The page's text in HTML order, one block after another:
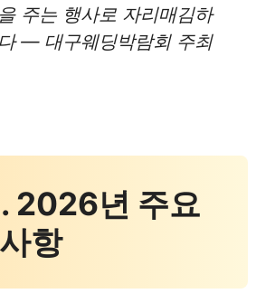
주는 행사로 자리매김하
— 대구웨딩박람회 주최
년 주요
항